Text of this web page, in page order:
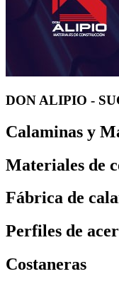
DON ALIPIO -
Calaminas y
Materiales de
Fábrica de
Perfiles de
Costaneras